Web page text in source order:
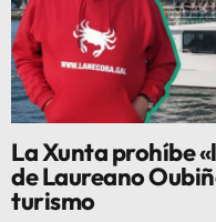
La Xunta prohíbe
de Laureano
turismo